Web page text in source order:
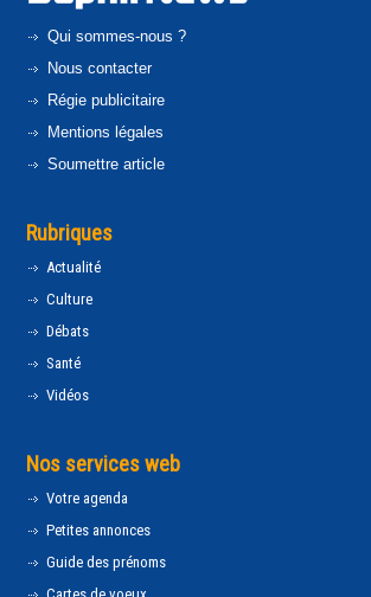
Qui sommes-nous ?
Nous contacter
Régie publicitaire
Mentions légales
Soumettre article
Rubriques
Actualité
Culture
Débats
Santé
Vidéos
Nos services web
Votre agenda
Petites annonces
Guide des prénoms